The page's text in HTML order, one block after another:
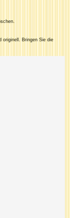
originell. Bringen Sie die